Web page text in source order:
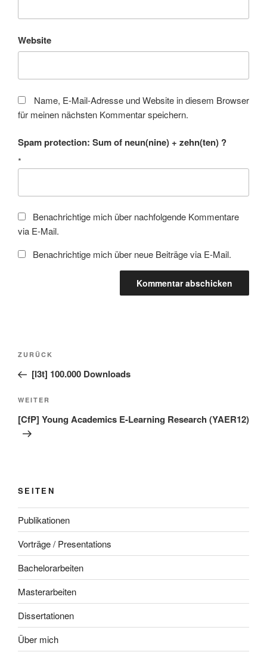
Website
Name, E-Mail-Adresse und Website in diesem Browser
für meinen nächsten Kommentar speichern.
Spam protection: Sum of neun(nine) + zehn(ten) ?
*
Benachrichtige mich über nachfolgende Kommentare
via E-Mail.
Benachrichtige mich über neue Beiträge via E-Mail.
Beitragsnavigation
Vorheriger
Beitrag
ZURÜCK
[l3t] 100.000 Downloads
Nächster
Beitrag
WEITER
[CfP] Young Academics E-Learning Research (YAER12)
SEITEN
Publikationen
Vorträge / Presentations
Bachelorarbeiten
Masterarbeiten
Dissertationen
Über mich